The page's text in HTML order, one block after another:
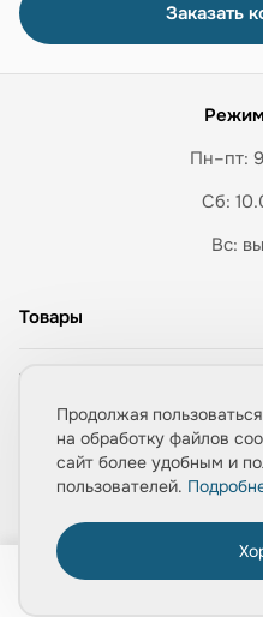
Заказать
Пн–пт:
Сб:
Вс:
Товары
Услуги
Идеи
Продолжая
на обработку файлов
сайт более удобным и
пользователей.